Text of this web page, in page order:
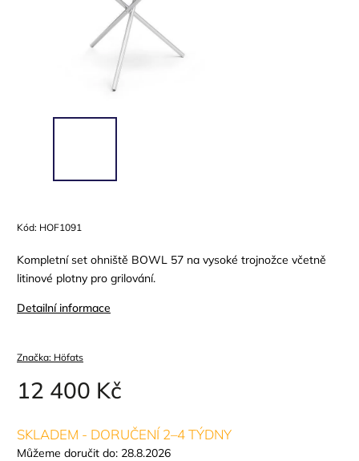
Kód: HOF1091
Kompletní set ohniště BOWL 57 na vysoké trojnožce včetně
litinové plotny pro grilování.
Detailní informace
Značka: Höfats
12 400 Kč
SKLADEM - DORUČENÍ 2–4 TÝDNY
Můžeme doručit do: 28.8.2026